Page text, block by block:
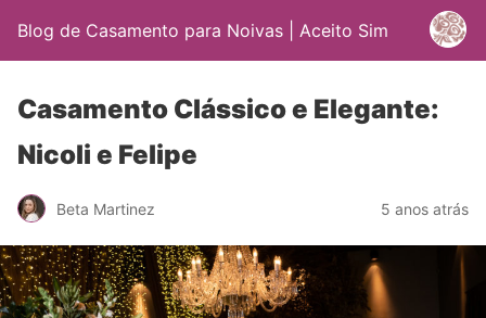
Blog de Casamento para Noivas | Aceito Sim
Casamento Clássico e Elegante:
Nicoli e Felipe
Beta Martinez 5 anos atrás